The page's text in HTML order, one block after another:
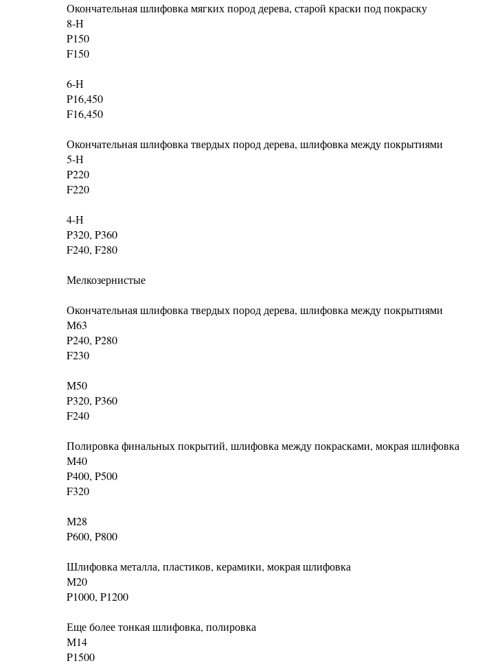
Окончательная шлифовка мягких пород дерева, старой краски под покраску
8-Н
P150
F150
6-Н
P16,450
F16,450
Окончательная шлифовка твердых пород дерева, шлифовка между покрытиями
5-Н
P220
F220
4-Н
P320, P360
F240, F280
Мелкозернистые
Окончательная шлифовка твердых пород дерева, шлифовка между покрытиями
М63
P240, P280
F230
М50
P320, P360
F240
Полировка финальных покрытий, шлифовка между покрасками, мокрая шлифовка
М40
P400, P500
F320
М28
P600, P800
Шлифовка металла, пластиков, керамики, мокрая шлифовка
М20
P1000, P1200
Еще более тонкая шлифовка, полировка
М14
P1500